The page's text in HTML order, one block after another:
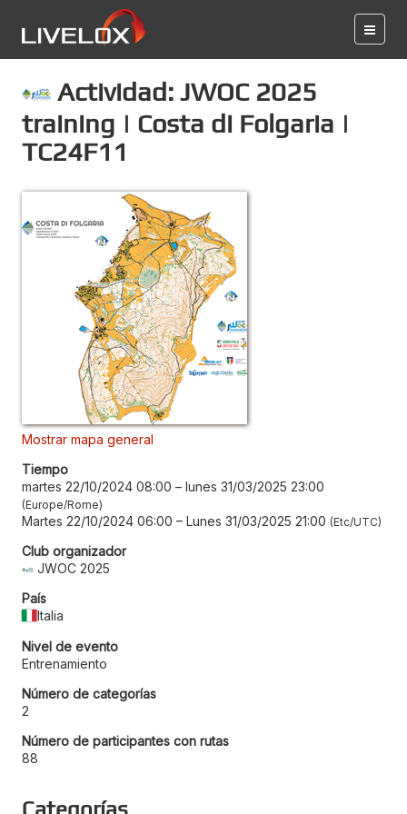
Actividad: JWOC 2025
training | Costa di Folgaria |
TC24F11
Mostrar mapa general
Tiempo
martes 22/10/2024 08:00 – lunes 31/03/2025 23:00
Europe/Rome
Martes 22/10/2024 06:00 – Lunes 31/03/2025 21:00 Etc/UTC
Club organizador
JWOC 2025
País
Italia
Nivel de evento
Entrenamiento
Número de categorías
2
Número de participantes con rutas
88
Categorías